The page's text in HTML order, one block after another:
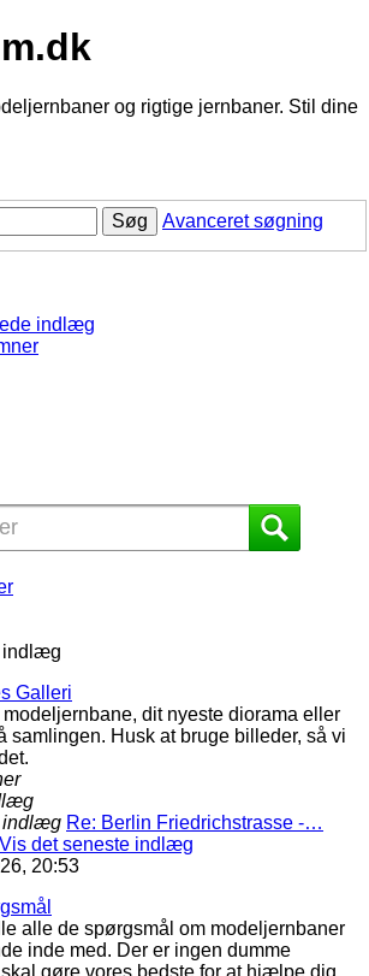
og rigtige jernbaner. Stil dine
Søg Avanceret søgning
indlæg
indlæg
Galleri
dit nyeste diorama eller
samlingen. Husk at bruge billeder, så vi
indlæg Re: Berlin Friedrichstrasse -…
Vis det seneste indlæg
20:53
alle de spørgsmål om modeljernbaner
inde med. Der er ingen dumme